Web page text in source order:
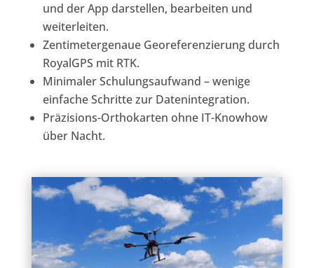
und der App darstellen, bearbeiten und
weiterleiten.
Zentimetergenaue Georeferenzierung durch
RoyalGPS mit RTK.
Minimaler Schulungsaufwand – wenige
einfache Schritte zur Datenintegration.
Präzisions-Orthokarten ohne IT-Knowhow
über Nacht.